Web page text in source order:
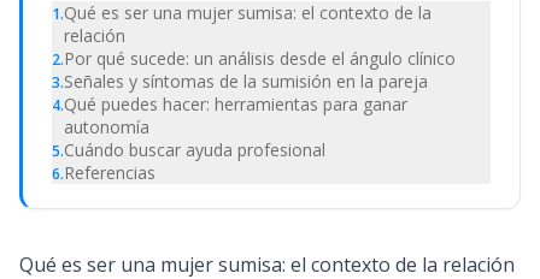
1.Qué es ser una mujer sumisa: el contexto de la
relación
2.Por qué sucede: un análisis desde el ángulo clínico
3.Señales y síntomas de la sumisión en la pareja
4.Qué puedes hacer: herramientas para ganar
autonomía
5.Cuándo buscar ayuda profesional
6.Referencias
Qué es ser una mujer sumisa: el contexto de la relación